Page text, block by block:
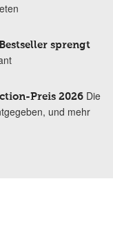
sprengt
Preis 2026 Die
und mehr